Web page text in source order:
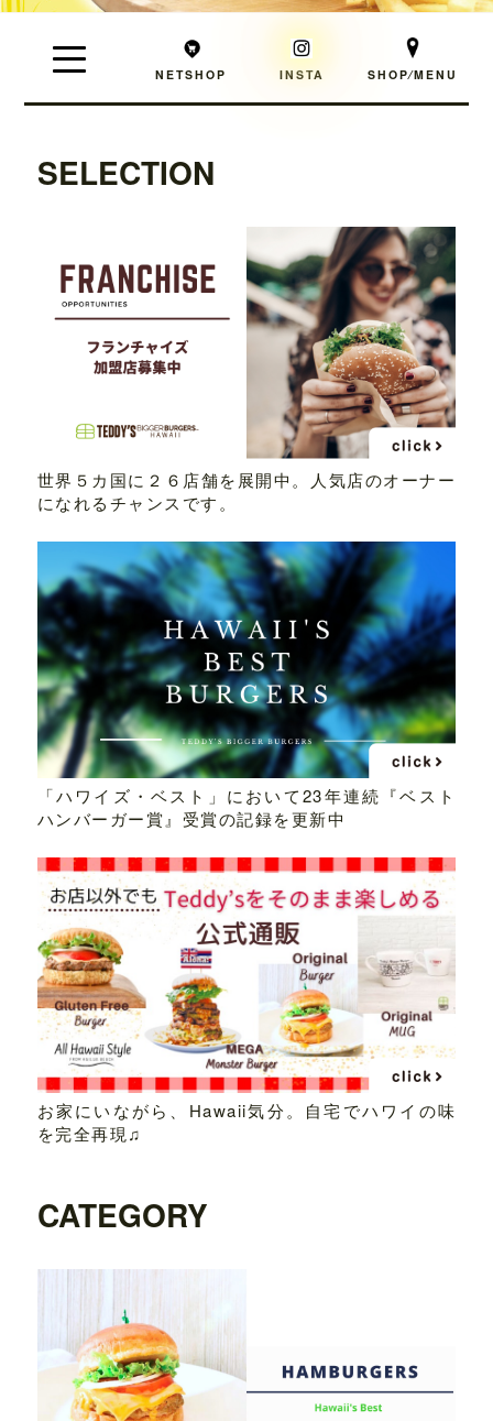
NETSHOP INSTA SHOP⁄MENU
SELECTION
世界５カ国に２６店舗を展開中。人気店のオーナー
になれるチャンスです。
「ハワイズ・ベスト」において23年連続『ベスト
ハンバーガー賞』受賞の記録を更新中
お家にいながら、Hawaii気分。自宅でハワイの味
を完全再現♫
CATEGORY